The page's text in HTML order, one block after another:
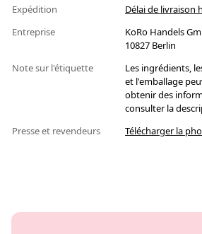
Expédition
Délai de livraison
Entreprise
KoRo Handels
10827 Berlin
Note sur l'étiquette
Les ingrédients,
et l'emballage
obtenir des
consulter la
Presse et revendeurs
Télécharger la